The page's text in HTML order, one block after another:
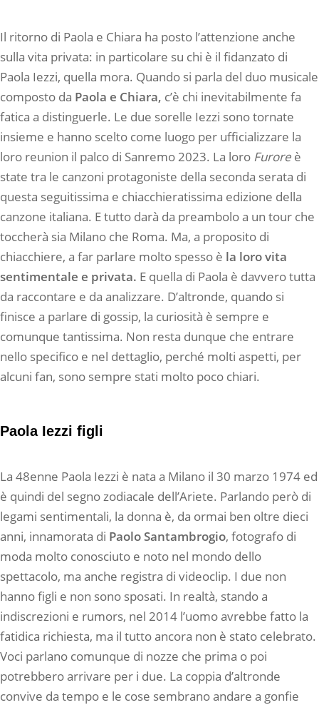
Il ritorno di Paola e Chiara ha posto l’attenzione anche
sulla vita privata: in particolare su chi è il fidanzato di
Paola Iezzi, quella mora. Quando si parla del duo musicale
composto da Paola e Chiara, c’è chi inevitabilmente fa
fatica a distinguerle. Le due sorelle Iezzi sono tornate
insieme e hanno scelto come luogo per ufficializzare la
loro reunion il palco di Sanremo 2023. La loro Furore è
state tra le canzoni protagoniste della seconda serata di
questa seguitissima e chiacchieratissima edizione della
canzone italiana. E tutto darà da preambolo a un tour che
toccherà sia Milano che Roma. Ma, a proposito di
chiacchiere, a far parlare molto spesso è la loro vita
sentimentale e privata. E quella di Paola è davvero tutta
da raccontare e da analizzare. D’altronde, quando si
finisce a parlare di gossip, la curiosità è sempre e
comunque tantissima. Non resta dunque che entrare
nello specifico e nel dettaglio, perché molti aspetti, per
alcuni fan, sono sempre stati molto poco chiari.
Paola Iezzi figli
La 48enne Paola Iezzi è nata a Milano il 30 marzo 1974 ed
è quindi del segno zodiacale dell’Ariete. Parlando però di
legami sentimentali, la donna è, da ormai ben oltre dieci
anni, innamorata di Paolo Santambrogio, fotografo di
moda molto conosciuto e noto nel mondo dello
spettacolo, ma anche registra di videoclip. I due non
hanno figli e non sono sposati. In realtà, stando a
indiscrezioni e rumors, nel 2014 l’uomo avrebbe fatto la
fatidica richiesta, ma il tutto ancora non è stato celebrato.
Voci parlano comunque di nozze che prima o poi
potrebbero arrivare per i due. La coppia d’altronde
convive da tempo e le cose sembrano andare a gonfie